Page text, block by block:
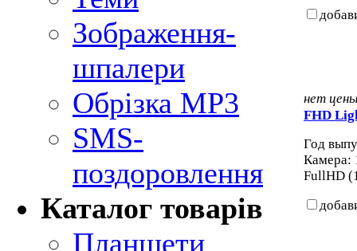
Зображення-
шпалери
Обрізка MP3
SMS-
поздоровлення
Каталог товарів
Планшети
нет
FHD
Год
Камера:
FullHD